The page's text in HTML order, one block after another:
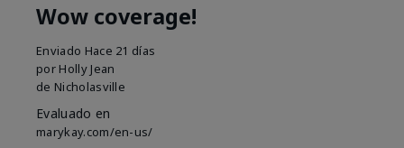
Wow coverage!
Enviado Hace 21 días
por Holly Jean
de Nicholasville
Evaluado en
marykay.com/en-us/